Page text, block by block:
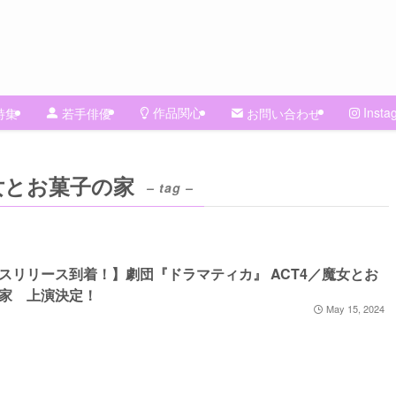
集 若手俳優 作品関心 お問い合わせ
お菓子の家 – tag –
リリース到着！】劇団『ドラマティカ』 ACT4／魔女とお
上演決定！
May 15, 2024